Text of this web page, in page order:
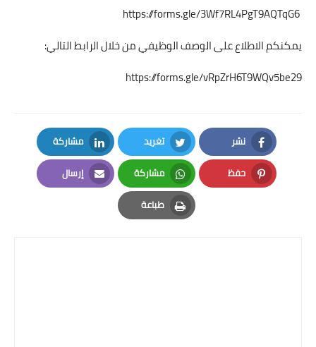
https://forms.gle/3Wf7RL4PgT9AQTqG6
يمكنكم الاطلاع على الوصف الوظيفي من خلال الرابط التالي:
https://forms.gle/vRpZrH6T9WQv5be29
نشر
Facebook
تغريد
Twitter
مشاركة
LinkedIn
حفظ
Pinterest
مشاركة
Whatsapp
إرسال
Email
طباعة
Print